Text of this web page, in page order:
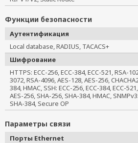
Функции безопасности
Аутентификация
Local database, RADIUS, TACACS+
Шифрование
HTTPS: ECC-256, ECC-384, ECC-521, RSA-
3072, RSA-4096, AES-128, AES-256,
384, HMAC, SSH: ECC-256, ECC-384, ECC-
AES-256, SHA-256, SHA-384, HMAC,
SHA-384, Secure OP
Параметры связи
Порты Ethernet